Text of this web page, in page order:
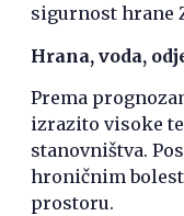
sigurnost hrane
Hrana, voda,
Prema
izrazito visoke
stanovništva.
hroničnim
prostoru.